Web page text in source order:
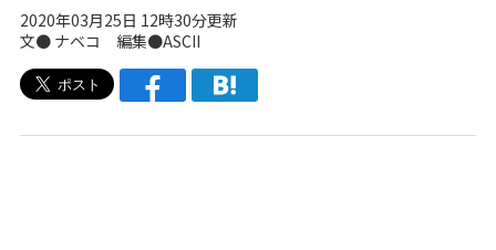
2020年03月25日 12時30分更新
文● ナベコ 編集●ASCII